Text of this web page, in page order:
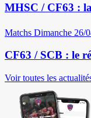
MHSC / CF63 :
Matchs Dimanche 26/
CF63 / SCB : le
Voir toutes les